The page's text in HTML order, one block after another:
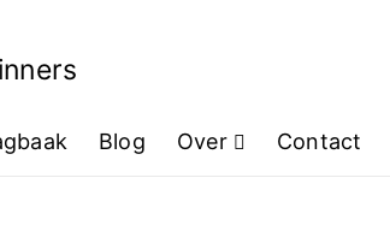
Blog Over Contact